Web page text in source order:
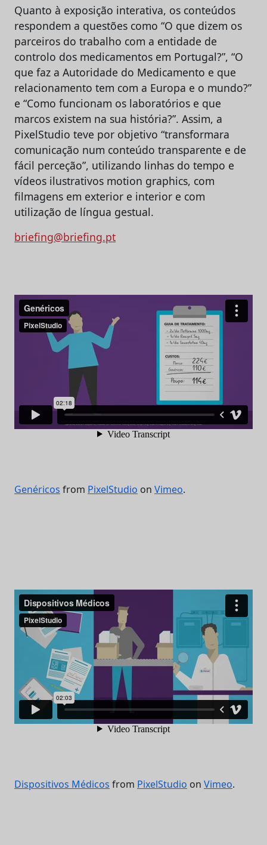
Quanto à exposição interativa, os conteúdos
respondem a questões como “O que dizem os
parceiros do trabalho com a entidade de
controlo dos medicamentos em Portugal?”, “O
que faz a Autoridade do Medicamento e que
relacionamento tem com a Europa e o mundo?”
e “Como funcionam os laboratórios e que
marcos existem na sua história?”. Assim, a
PixelStudio teve por objetivo “transformara
comunicação num conteúdo transparente e de
fácil perceção”, utilizando linhas do tempo e
vídeos ilustrativos motion graphics, com
filmagens em exterior e interior e com
utilização de língua gestual.
briefing@briefing.pt
Genéricos from PixelStudio on Vimeo.
Dispositivos Médicos from PixelStudio on Vimeo.